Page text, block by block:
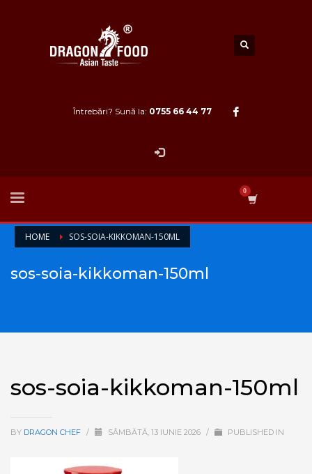
Întrebări? Sună la: 0755 66 44 77
HOME SOS-SOIA-KIKKOMAN-150ML
sos-soia-kikkoman-150ml
sos-soia-kikkoman-150ml
BY DRAGON CHEF / SÂMBĂTĂ, 13 IUNIE 2026 / PUBLISHED IN